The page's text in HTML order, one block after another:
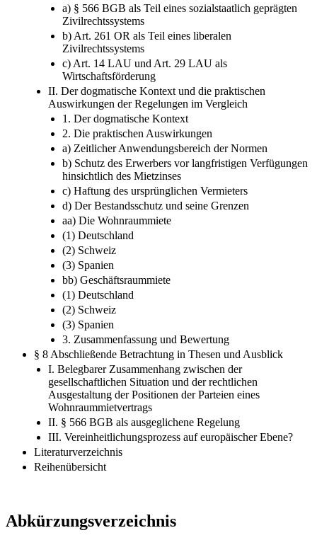
a) § 566 BGB als Teil eines sozialstaatlich geprägten
Zivilrechtssystems
b) Art. 261 OR als Teil eines liberalen
Zivilrechtssystems
c) Art. 14 LAU und Art. 29 LAU als
Wirtschaftsförderung
II. Der dogmatische Kontext und die praktischen
Auswirkungen der Regelungen im Vergleich
1. Der dogmatische Kontext
2. Die praktischen Auswirkungen
a) Zeitlicher Anwendungsbereich der Normen
b) Schutz des Erwerbers vor langfristigen Verfügungen
hinsichtlich des Mietzinses
c) Haftung des ursprünglichen Vermieters
d) Der Bestandsschutz und seine Grenzen
aa) Die Wohnraummiete
(1) Deutschland
(2) Schweiz
(3) Spanien
bb) Geschäftsraummiete
(1) Deutschland
(2) Schweiz
(3) Spanien
3. Zusammenfassung und Bewertung
§ 8 Abschließende Betrachtung in Thesen und Ausblick
I. Belegbarer Zusammenhang zwischen der
gesellschaftlichen Situation und der rechtlichen
Ausgestaltung der Positionen der Parteien eines
Wohnraummietvertrags
II. § 566 BGB als ausgeglichene Regelung
III. Vereinheitlichungsprozess auf europäischer Ebene?
Literaturverzeichnis
Reihenübersicht
Abkürzungsverzeichnis